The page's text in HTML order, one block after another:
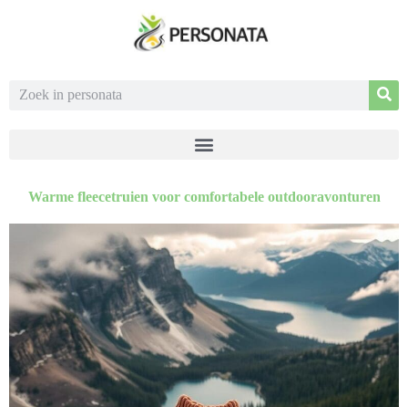
Warme fleecetruien voor comfortabele outdooravonturen